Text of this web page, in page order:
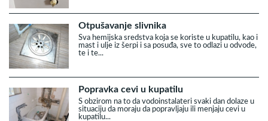
Otpušavanje slivnika
Sva hemijska sredstva koja se koriste u kupatilu, kao i
mast i ulje iz šerpi i sa posuđa, sve to odlazi u odvode,
te i te...
Popravka cevi u kupatilu
S obzirom na to da vodoinstalateri svaki dan dolaze u
situaciju da moraju da popravljaju ili menjaju cevi u
kupatilu...